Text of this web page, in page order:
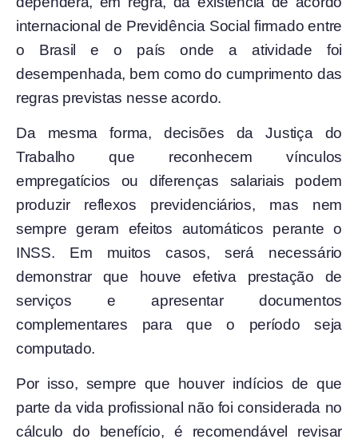
internacional de Previdência Social firmado entre
o Brasil e o país onde a atividade foi
desempenhada, bem como do cumprimento das
regras previstas nesse acordo.
Da mesma forma, decisões da Justiça do
Trabalho que reconhecem vínculos
empregatícios ou diferenças salariais podem
produzir reflexos previdenciários, mas nem
sempre geram efeitos automáticos perante o
INSS. Em muitos casos, será necessário
demonstrar que houve efetiva prestação de
serviços e apresentar documentos
complementares para que o período seja
computado.
Por isso, sempre que houver indícios de que
parte da vida profissional não foi considerada no
cálculo do benefício, é recomendável revisar